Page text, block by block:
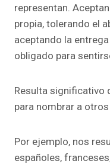
representan.
propia, tolerando el
aceptando la
obligado para
Resulta significativo
para nombrar a
Por ejemplo, nos
españoles,